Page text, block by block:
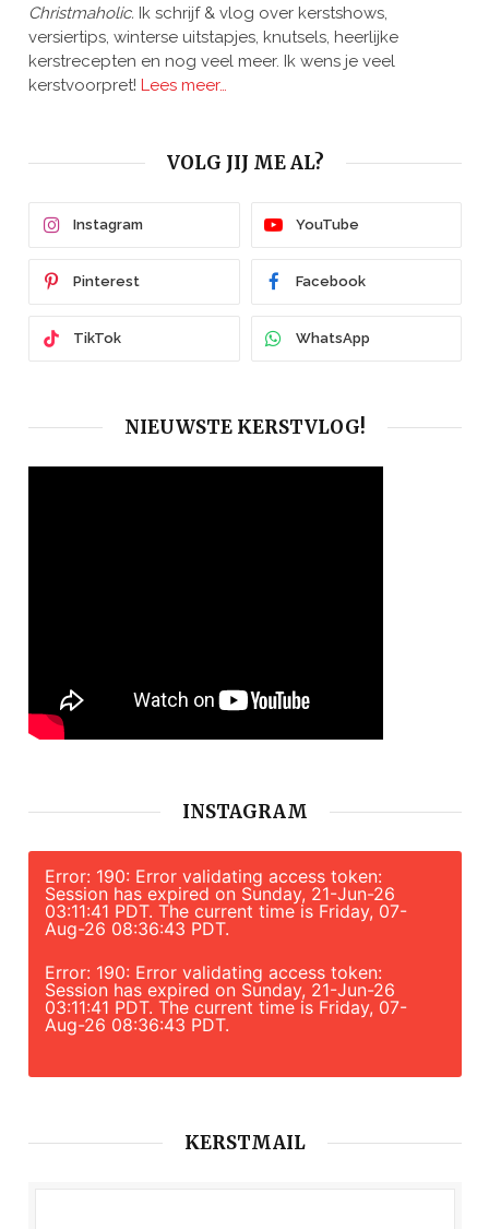
Christmaholic. Ik schrijf & vlog over kerstshows,
versiertips, winterse uitstapjes, knutsels, heerlijke
kerstrecepten en nog veel meer. Ik wens je veel
kerstvoorpret! Lees meer…
VOLG JIJ ME AL?
Instagram YouTube
Pinterest Facebook
TikTok WhatsApp
NIEUWSTE KERSTVLOG!
INSTAGRAM
Error: 190: Error validating access token:
Session has expired on Sunday, 21-Jun-26
03:11:41 PDT. The current time is Friday, 07-
Aug-26 08:36:43 PDT.
Error: 190: Error validating access token:
Session has expired on Sunday, 21-Jun-26
03:11:41 PDT. The current time is Friday, 07-
Aug-26 08:36:43 PDT.
KERSTMAIL